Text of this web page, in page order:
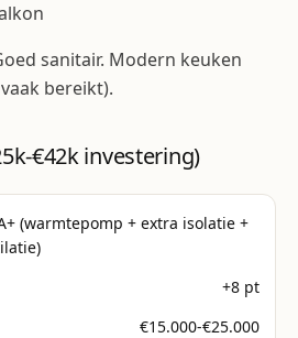
sanitair. Modern keuken
bereikt).
€42k investering)
(warmtepomp + extra isolatie +
+8 pt
€15.000-€25.000